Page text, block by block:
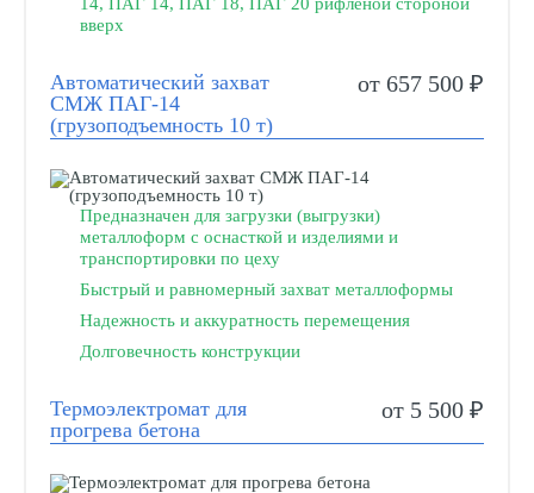
вверх
Автоматический захват
СМЖ ПАГ-14
(грузоподъемность 10 т)
от 657 500 ₽
Предназначен для загрузки (выгрузки)
металлоформ с оснасткой и изделиями и
транспортировки по цеху
Быстрый и равномерный захват металлоформы
Надежность и аккуратность перемещения
Долговечность конструкции
Термоэлектромат для
прогрева бетона
от 5 500 ₽